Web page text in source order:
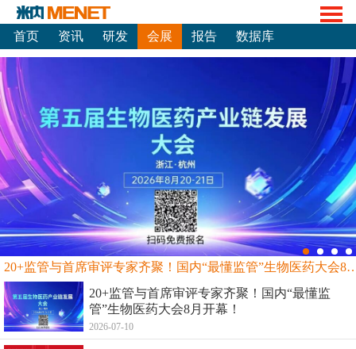
首页 资讯 研发 会展 报告 数据库
20+监管与首席审评专家齐聚！国内“最
20+监管与首席审评专家齐聚！国内“最懂监
管”生物医药大会8月开幕！
2026-07-10